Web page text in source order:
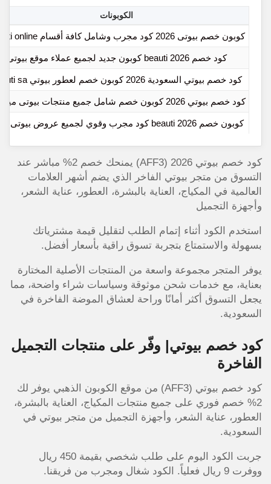
الكوبونات
كوبون خصم بيوتى 2026 كود مجرب وشامل كافة أقسام beauti online
كود خصم beauti 2026 كوبون جديد لجميع عملاء موقع بيوتى
كود خصم بيوتي السعودية 2026 كوبون خصم لعطور بيوتي beauti sa
كود خصم بيوتي 2026 كوبون خصم شامل جميع منتجات بيوتى ميك اب
كوبون خصم beauti 2026 كود مجرب وقوي لجميع عروض بيوتى اليوم
كود خصم بيوتي 2026 (AFF3) يمنحك خصم 2% مباشر عند
التسوق من متجر بيوتي الفاخر الذي يضم أشهر العلامات
العالمية في المكياج، العناية بالبشرة، العطور، عناية الشعر،
وأجهزة التجميل
استخدم الكود أثناء إتمام الطلب لتقليل قيمة مشترياتك
بسهولة والاستمتاع بتجربة تسوق راقية بأسعار أفضل.
يوفر المتجر مجموعة واسعة من المنتجات الأصلية المختارة
بعناية، مع خدمات شحن موثوقة وسياسات شراء واضحة، مما
يجعل التسوق أكثر أمانًا وراحة لعشاق الموضة الفاخرة في
السعودية.
كود خصم بيوتي| وفّر على منتجات التجميل
الفاخرة
كود خصم بيوتي (AFF3) من موقع الكوبون الذهبي يوفر لك
2% خصم فوري على جميع منتجات المكياج، العناية بالبشرة،
العطور، عناية الشعر، وأجهزة التجميل من متجر بيوتي في
السعودية.
جربت الكود اليوم على طلب شخصي بقيمة 450 ريال
ووفرت 9 ريال فعلياً. الكود شغال ومجرب من فريقنا.